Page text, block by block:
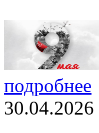
подробнее
30.04.2026